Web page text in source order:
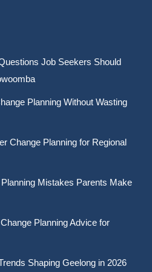
Job Seekers Should
Planning Without Wasting
Change Planning for Regional
Mistakes Parents Make
Planning Advice for
Shaping Geelong in 2026